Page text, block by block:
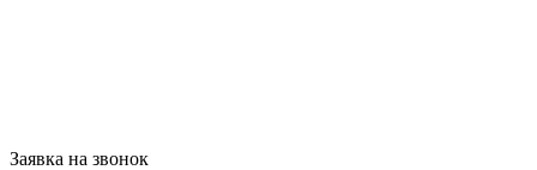
Заявка на звонок